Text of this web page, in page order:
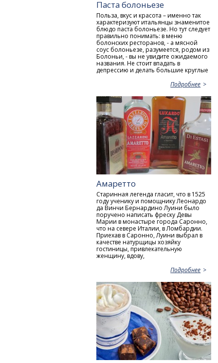
Паста болоньезе
Польза, вкус и красота – именно так
характеризуют итальянцы знаменитое
блюдо паста болоньезе. Но тут следует
правильно понимать: в меню
болонских ресторанов, - а мясной
соус болоньезе, разумеется, родом из
Болоньи, - вы не увидите ожидаемого
названия. Не стоит впадать в
депрессию и делать большие круглые
Подробнее
Амаретто
Старинная легенда гласит, что в 1525
году ученику и помощнику Леонардо
да Винчи Бернардино Луини было
поручено написать фреску Девы
Марии в монастыре города Саронно,
что на севере Италии, в Ломбардии.
Приехав в Саронно, Луини выбрал в
качестве натурщицы хозяйку
гостиницы, привлекательную
женщину, вдову,
Подробнее